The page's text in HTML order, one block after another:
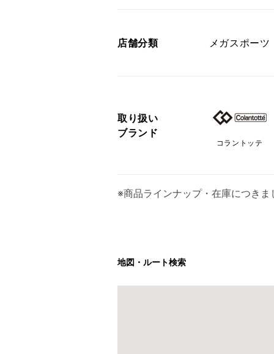
店舗分類 メガスポーツ
取り扱い
ブランド
コラントッテ
※商品ラインナップ・在庫につき
地図・ルート検索